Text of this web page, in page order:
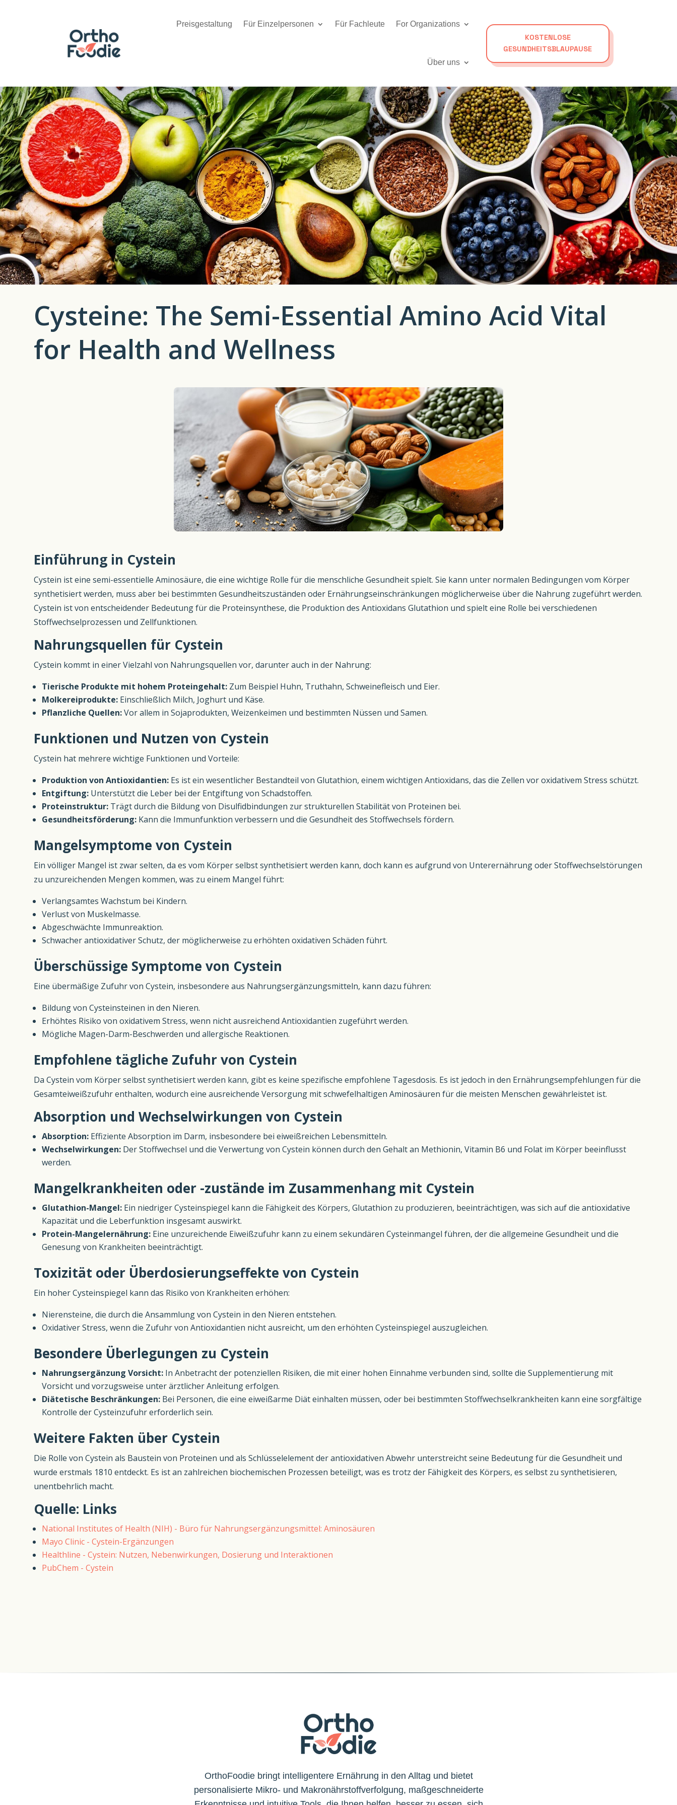
Preisgestaltung Für Einzelpersonen Für Fachleute For Organizations
Über uns
KOSTENLOSE
GESUNDHEITSBLAUPAUSE
Cysteine: The Semi-Essential Amino Acid Vital
for Health and Wellness
Einführung in Cystein
Cystein ist eine semi-essentielle Aminosäure, die eine wichtige Rolle für die menschliche Gesundheit spielt. Sie kann unter normalen Bedingungen vom Körper
synthetisiert werden, muss aber bei bestimmten Gesundheitszuständen oder Ernährungseinschränkungen möglicherweise über die Nahrung zugeführt werden.
Cystein ist von entscheidender Bedeutung für die Proteinsynthese, die Produktion des Antioxidans Glutathion und spielt eine Rolle bei verschiedenen
Stoffwechselprozessen und Zellfunktionen.
Nahrungsquellen für Cystein
Cystein kommt in einer Vielzahl von Nahrungsquellen vor, darunter auch in der Nahrung:
Tierische Produkte mit hohem Proteingehalt: Zum Beispiel Huhn, Truthahn, Schweinefleisch und Eier.
Molkereiprodukte: Einschließlich Milch, Joghurt und Käse.
Pflanzliche Quellen:Vor allem in Sojaprodukten, Weizenkeimen und bestimmten Nüssen und Samen.
Funktionen und Nutzen von Cystein
Cystein hat mehrere wichtige Funktionen und Vorteile:
Produktion von Antioxidantien: Es ist ein wesentlicher Bestandteil von Glutathion, einem wichtigen Antioxidans, das die Zellen vor oxidativem Stress schützt.
Entgiftung: Unterstützt die Leber bei der Entgiftung von Schadstoffen.
Proteinstruktur: Trägt durch die Bildung von Disulfidbindungen zur strukturellen Stabilität von Proteinen bei.
Gesundheitsförderung: Kann die Immunfunktion verbessern und die Gesundheit des Stoffwechsels fördern.
Mangelsymptome von Cystein
Ein völliger Mangel ist zwar selten, da es vom Körper selbst synthetisiert werden kann, doch kann es aufgrund von Unterernährung oder Stoffwechselstörungen
zu unzureichenden Mengen kommen, was zu einem Mangel führt:
Verlangsamtes Wachstum bei Kindern.
Verlust von Muskelmasse.
Abgeschwächte Immunreaktion.
Schwacher antioxidativer Schutz, der möglicherweise zu erhöhten oxidativen Schäden führt.
Überschüssige Symptome von Cystein
Eine übermäßige Zufuhr von Cystein, insbesondere aus Nahrungsergänzungsmitteln, kann dazu führen:
Bildung von Cysteinsteinen in den Nieren.
Erhöhtes Risiko von oxidativem Stress, wenn nicht ausreichend Antioxidantien zugeführt werden.
Mögliche Magen-Darm-Beschwerden und allergische Reaktionen.
Empfohlene tägliche Zufuhr von Cystein
Da Cystein vom Körper selbst synthetisiert werden kann, gibt es keine spezifische empfohlene Tagesdosis. Es ist jedoch in den Ernährungsempfehlungen für die
Gesamteiweißzufuhr enthalten, wodurch eine ausreichende Versorgung mit schwefelhaltigen Aminosäuren für die meisten Menschen gewährleistet ist.
Absorption und Wechselwirkungen von Cystein
Absorption: Effiziente Absorption im Darm, insbesondere bei eiweißreichen Lebensmitteln.
Wechselwirkungen: Der Stoffwechsel und die Verwertung von Cystein können durch den Gehalt an Methionin, Vitamin B6 und Folat im Körper beeinflusst
werden.
Mangelkrankheiten oder -zustände im Zusammenhang mit Cystein
Glutathion-Mangel: Ein niedriger Cysteinspiegel kann die Fähigkeit des Körpers, Glutathion zu produzieren, beeinträchtigen, was sich auf die antioxidative
Kapazität und die Leberfunktion insgesamt auswirkt.
Protein-Mangelernährung: Eine unzureichende Eiweißzufuhr kann zu einem sekundären Cysteinmangel führen, der die allgemeine Gesundheit und die
Genesung von Krankheiten beeinträchtigt.
Toxizität oder Überdosierungseffekte von Cystein
Ein hoher Cysteinspiegel kann das Risiko von Krankheiten erhöhen:
Nierensteine, die durch die Ansammlung von Cystein in den Nieren entstehen.
Oxidativer Stress, wenn die Zufuhr von Antioxidantien nicht ausreicht, um den erhöhten Cysteinspiegel auszugleichen.
Besondere Überlegungen zu Cystein
Nahrungsergänzung Vorsicht: In Anbetracht der potenziellen Risiken, die mit einer hohen Einnahme verbunden sind, sollte die Supplementierung mit
Vorsicht und vorzugsweise unter ärztlicher Anleitung erfolgen.
Diätetische Beschränkungen: Bei Personen, die eine eiweißarme Diät einhalten müssen, oder bei bestimmten Stoffwechselkrankheiten kann eine sorgfältige
Kontrolle der Cysteinzufuhr erforderlich sein.
Weitere Fakten über Cystein
Die Rolle von Cystein als Baustein von Proteinen und als Schlüsselelement der antioxidativen Abwehr unterstreicht seine Bedeutung für die Gesundheit und
wurde erstmals 1810 entdeckt. Es ist an zahlreichen biochemischen Prozessen beteiligt, was es trotz der Fähigkeit des Körpers, es selbst zu synthetisieren,
unentbehrlich macht.
Quelle: Links
National Institutes of Health (NIH) - Büro für Nahrungsergänzungsmittel: Aminosäuren
Mayo Clinic - Cystein-Ergänzungen
Healthline - Cystein: Nutzen, Nebenwirkungen, Dosierung und Interaktionen
PubChem - Cystein
OrthoFoodie bringt intelligentere Ernährung in den Alltag und bietet
personalisierte Mikro- und Makronährstoffverfolgung, maßgeschneiderte